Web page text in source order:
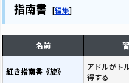
指南書 [編集]
名前
紅き指南書《旋》
アドルがト
得する